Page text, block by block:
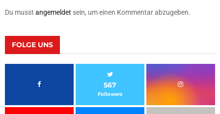
Du musst angemeldet sein, um einen Kommentar abzugeben.
FOLGE UNS
567
Followers